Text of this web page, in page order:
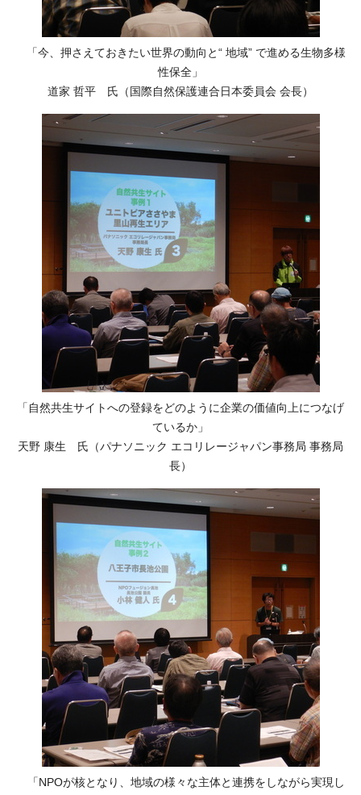
「今、押さえておきたい世界の動向と“ 地域” で進める生物多様
性保全」
道家 哲平 氏（国際自然保護連合日本委員会 会長）
「自然共生サイトへの登録をどのように企業の価値向上につなげ
ているか」
天野 康生 氏（パナソニック エコリレージャパン事務局 事務局
長）
「NPOが核となり、地域の様々な主体と連携をしながら実現し